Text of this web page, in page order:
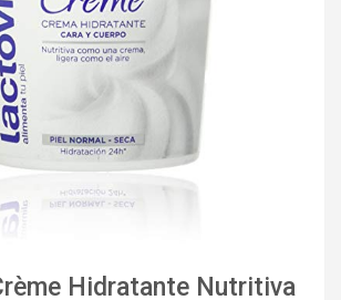
Hidratante Nutritiva